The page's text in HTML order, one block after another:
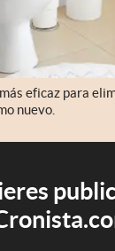
eficaz para
nuevo.